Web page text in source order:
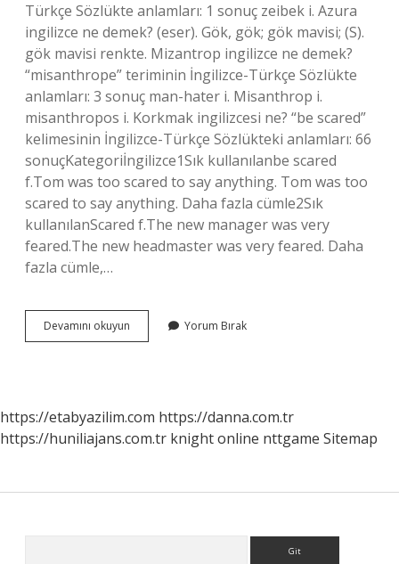
Türkçe Sözlükte anlamları: 1 sonuç zeibek i. Azura
ingilizce ne demek? (eser). Gök, gök; gök mavisi; (S).
gök mavisi renkte. Mizantrop ingilizce ne demek?
“misanthrope” teriminin İngilizce-Türkçe Sözlükte
anlamları: 3 sonuç man-hater i. Misanthrop i.
misanthropos i. Korkmak ingilizcesi ne? “be scared”
kelimesinin İngilizce-Türkçe Sözlükteki anlamları: 66
sonuçKategoriİngilizce1Sık kullanılanbe scared
f.Tom was too scared to say anything. Tom was too
scared to say anything. Daha fazla cümle2Sık
kullanılanScared f.The new manager was very
feared.The new headmaster was very feared. Daha
fazla cümle,…
Devamını okuyun Akrobat
Ingilizcesi
Yorum Bırak
https://etabyazilim.com https://danna.com.tr
https://huniliajans.com.tr knight online nttgame Sitemap